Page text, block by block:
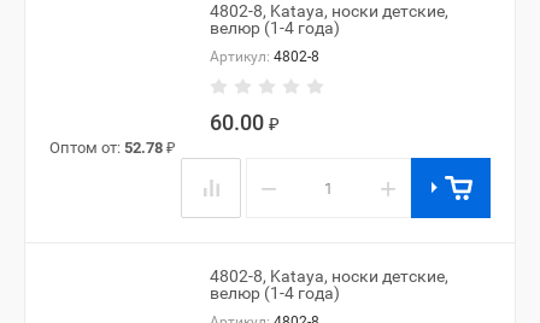
4802-8, Kataya, носки детские,
велюр (1-4 года)
Артикул: 4802-8
60.00 ₽
Оптом от: 52.78 ₽
− +
4802-8, Kataya, носки детские,
велюр (1-4 года)